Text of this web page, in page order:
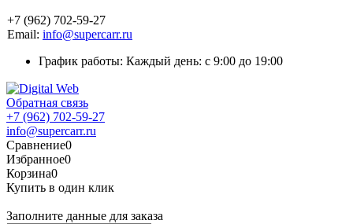
+7 (962) 702-59-27
Email: info@supercarr.ru
График работы: Каждый день: с 9:00 до 19:00
Обратная связь
+7 (962) 702-59-27
info@supercarr.ru
Сравнение0
Избранное0
Корзина0
Купить в один клик
Заполните данные для заказа